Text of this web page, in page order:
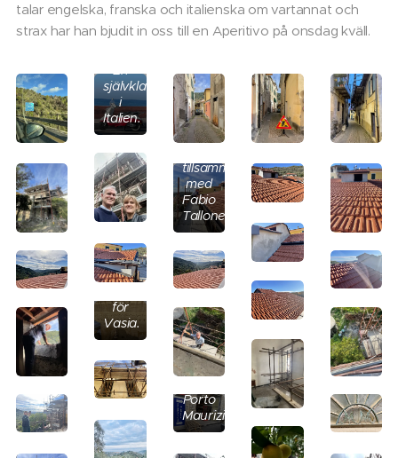
talar engelska, franska och italienska om vartannat och
strax har han bjudit in oss till en Aperitivo på onsdag kväll.
En
självklarhet
i
Italien.
Inspektion
av
tillsammans
med
Fabio
Tallone.
Ornamenten
under
taket
på
framsidan
är
för
Vasia.
Färgaffären
Porto
Maurizio.